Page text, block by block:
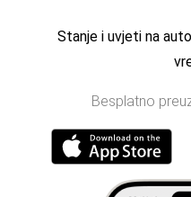
Stanje i uvjeti na
Besplatno